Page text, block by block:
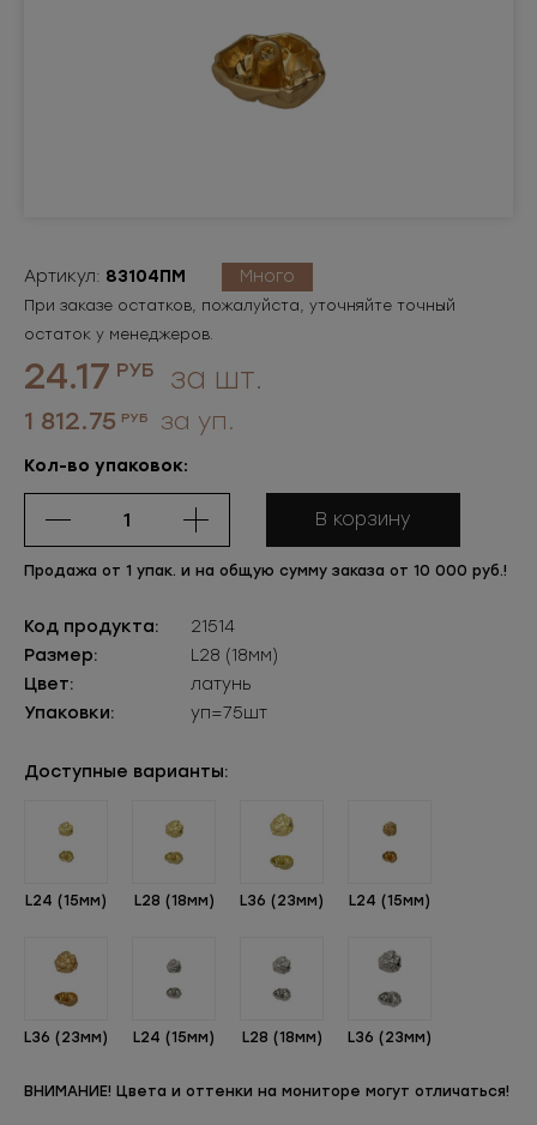
Артикул: 83104ПМ Много
При заказе остатков, пожалуйста, уточняйте точный
остаток у менеджеров.
24.17 РУБ за шт.
1 812.75 РУБ за уп.
Кол-во упаковок:
В корзину
Продажа от 1 упак. и на общую сумму заказа от 10 000 руб.!
Код продукта:
21514
Размер:
L28 (18мм)
Цвет:
латунь
Упаковки:
уп=75шт
Доступные варианты:
L24 (15мм) L28 (18мм) L36 (23мм) L24 (15мм)
L36 (23мм) L24 (15мм) L28 (18мм) L36 (23мм)
ВНИМАНИЕ! Цвета и оттенки на мониторе могут отличаться!